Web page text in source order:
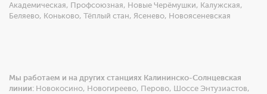
Академическая, Профсоюзная, Новые Черёмушки, Калужская,
Беляево, Коньково, Тёплый стан, Ясенево, Новоясеневская
Мы работаем и на других станциях Калининско-Солнцевская
линии: Новокосино, Новогиреево, Перово, Шоссе Энтузиастов,